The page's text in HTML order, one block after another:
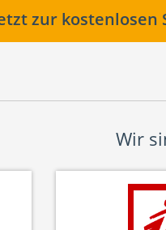
zur kostenlosen
Wir